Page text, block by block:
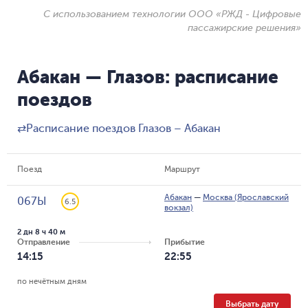
С использованием технологии ООО «РЖД - Цифровые
пассажирские решения»
Абакан — Глазов: расписание
поездов
⇄Расписание поездов Глазов – Абакан
Поезд Маршрут
067Ы 6.5 Абакан — Москва (Ярославский
вокзал)
Отправление
14:15
2 дн 8 ч 40 м
Прибытие
22:55
по нечётным дням
Выбрать дату